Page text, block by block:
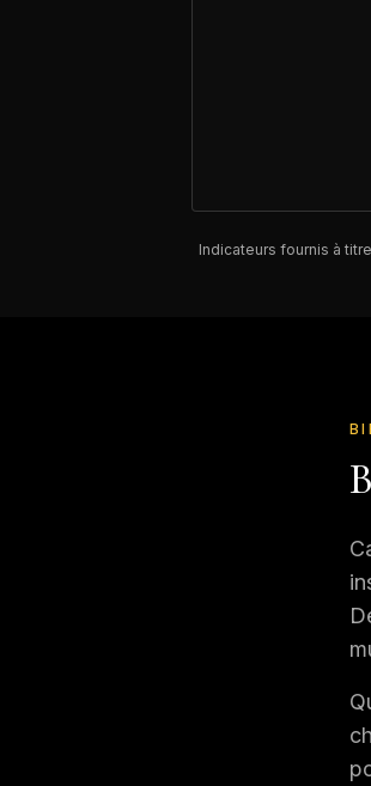
Indicateurs fournis à